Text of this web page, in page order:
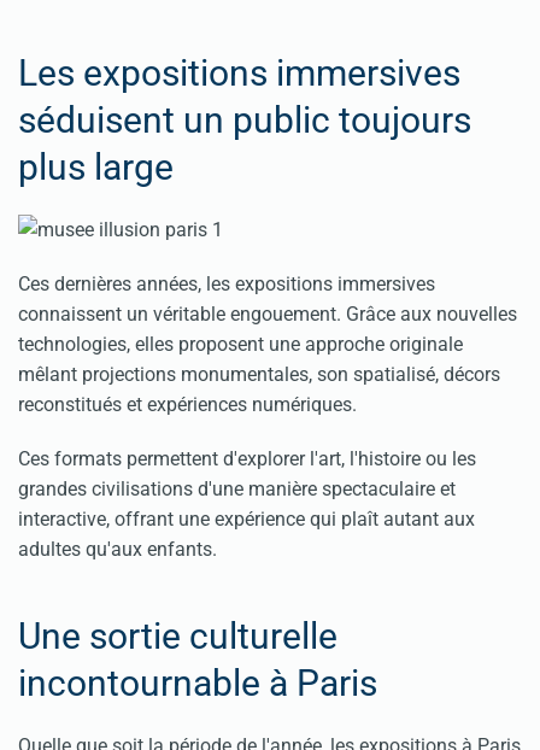
Les expositions immersives
séduisent un public toujours
plus large
Ces dernières années, les expositions immersives
connaissent un véritable engouement. Grâce aux nouvelles
technologies, elles proposent une approche originale
mêlant projections monumentales, son spatialisé, décors
reconstitués et expériences numériques.
Ces formats permettent d'explorer l'art, l'histoire ou les
grandes civilisations d'une manière spectaculaire et
interactive, offrant une expérience qui plaît autant aux
adultes qu'aux enfants.
Une sortie culturelle
incontournable à Paris